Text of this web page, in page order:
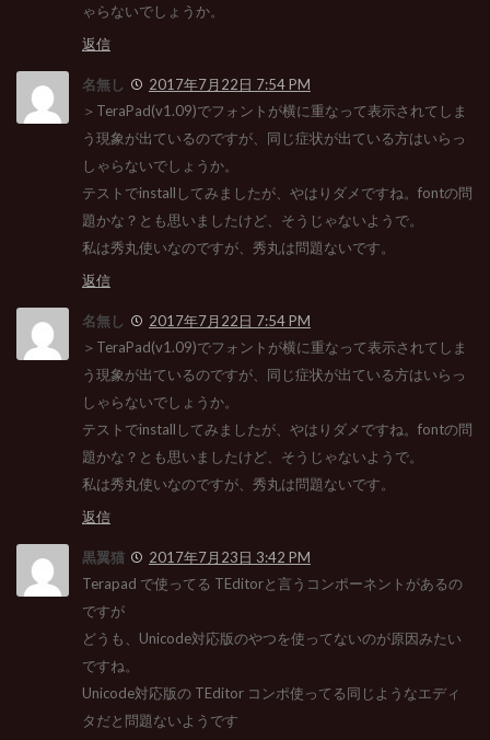
ゃらないでしょうか。
返信
名無し
2017年7月22日 7:54 PM
＞TeraPad(v1.09)でフォントが横に重なって表示されてしま
う現象が出ているのですが、同じ症状が出ている方はいらっ
しゃらないでしょうか。
テストでinstallしてみましたが、やはりダメですね。fontの問
題かな？とも思いましたけど、そうじゃないようで。
私は秀丸使いなのですが、秀丸は問題ないです。
返信
名無し
2017年7月22日 7:54 PM
＞TeraPad(v1.09)でフォントが横に重なって表示されてしま
う現象が出ているのですが、同じ症状が出ている方はいらっ
しゃらないでしょうか。
テストでinstallしてみましたが、やはりダメですね。fontの問
題かな？とも思いましたけど、そうじゃないようで。
私は秀丸使いなのですが、秀丸は問題ないです。
返信
黒翼猫
2017年7月23日 3:42 PM
Terapad で使ってる TEditorと言うコンポーネントがあるの
ですが
どうも、Unicode対応版のやつを使ってないのが原因みたい
ですね。
Unicode対応版の TEditor コンポ使ってる同じようなエディ
タだと問題ないようです